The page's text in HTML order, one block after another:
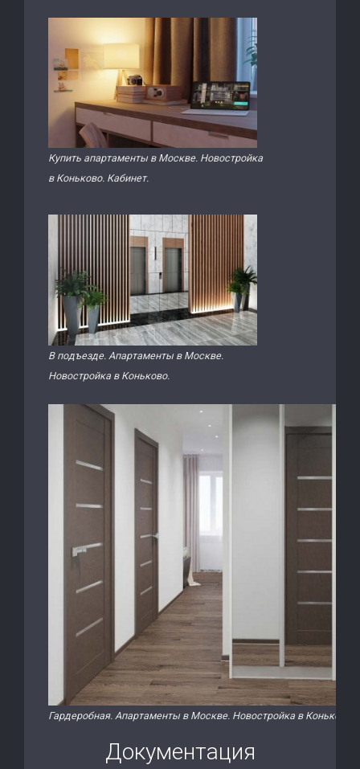
Купить апартаменты в Москве. Новостройка
в Коньково. Кабинет.
В подъезде. Апартаменты в Москве.
Новостройка в Коньково.
Гардеробная. Апартаменты в Москве. Новостройка в Коньково.
Документация